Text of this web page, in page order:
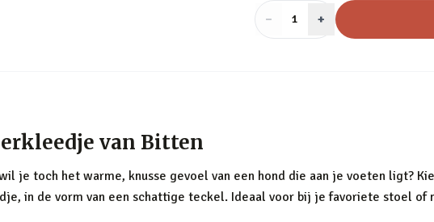
− Aantal
1 +
van Bitten
je toch het warme, knusse gevoel van een hond die aan je voeten ligt?
in de vorm van een schattige teckel. Ideaal voor bij je favoriete stoel of